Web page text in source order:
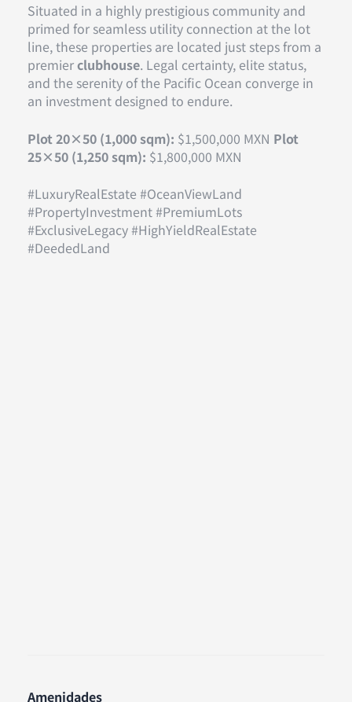
Situated in a highly prestigious community and
primed for seamless utility connection at the lot
line, these properties are located just steps from a
premierclubhouse. Legal certainty, elite status,
and the serenity of the Pacific Ocean converge in
an investment designed to endure.
Plot 20×50 (1,000 sqm): $1,500,000 MXN Plot
25×50 (1,250 sqm): $1,800,000 MXN
#LuxuryRealEstate #OceanViewLand
#PropertyInvestment #PremiumLots
#ExclusiveLegacy #HighYieldRealEstate
#DeededLand
Amenidades